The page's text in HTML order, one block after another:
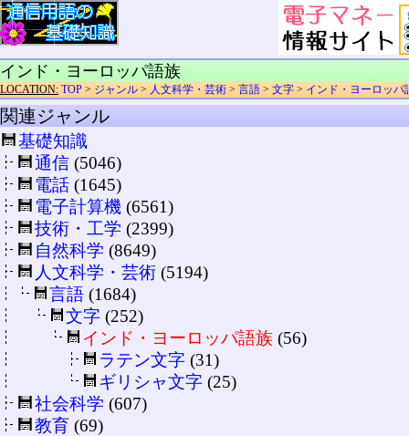
インド・ヨーロッパ語族
LOCATION: TOP > ジャンル > 人文科学・芸術 > 言語 > 文字 > インド・ヨーロッパ
関連ジャンル
基礎知識
通信 (5046)
電話 (1645)
電子計算機 (6561)
技術・工学 (2399)
自然科学 (8649)
人文科学・芸術 (5194)
言語 (1684)
文字 (252)
インド・ヨーロッパ語族 (56)
ラテン文字 (31)
ギリシャ文字 (25)
社会科学 (607)
教育 (69)